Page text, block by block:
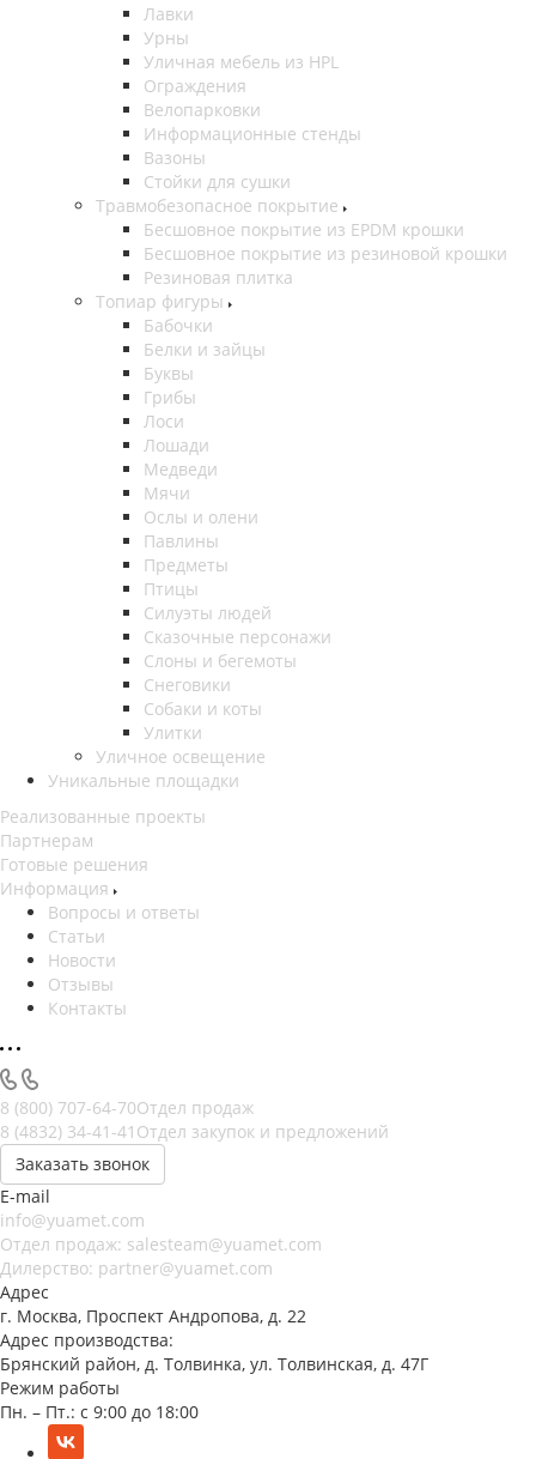
Лавки
Урны
Уличная мебель из HPL
Ограждения
Велопарковки
Информационные стенды
Вазоны
Стойки для сушки
Травмобезопасное покрытие
Бесшовное покрытие из EPDM крошки
Бесшовное покрытие из резиновой крошки
Резиновая плитка
Топиар фигуры
Бабочки
Белки и зайцы
Буквы
Грибы
Лоси
Лошади
Медведи
Мячи
Ослы и олени
Павлины
Предметы
Птицы
Силуэты людей
Сказочные персонажи
Слоны и бегемоты
Снеговики
Собаки и коты
Улитки
Уличное освещение
Уникальные площадки
Реализованные проекты
Партнерам
Готовые решения
Информация
Вопросы и ответы
Статьи
Новости
Отзывы
Контакты
8 (800) 707-64-70Отдел продаж
8 (4832) 34-41-41 Отдел закупок и предложений
Заказать звонок
E-mail
info@yuamet.com
Отдел продаж: salesteam@yuamet.com
Дилерство: partner@yuamet.com
Адрес
г. Москва, Проспект Андропова, д. 22
Адрес производства:
Брянский район, д. Толвинка, ул. Толвинская, д. 47Г
Режим работы
Пн. – Пт.: с 9:00 до 18:00